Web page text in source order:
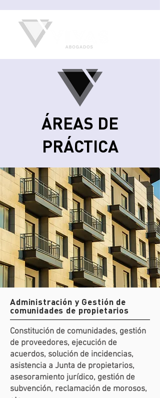
ÁREAS DE
PRÁCTICA
Administración y Gestión de
comunidades de propietarios
Constitución de comunidades, gestión
de proveedores, ejecución de
acuerdos, solución de incidencias,
asistencia a Junta de propietarios,
asesoramiento jurídico, gestión de
subvención, reclamación de morosos,